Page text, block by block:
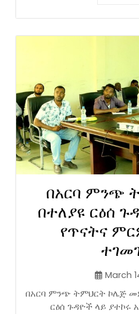
በአርባ ምንጭ
በተለያዩ ርዕሰ
የጥናትና
March
በአርባ ምንጭ ትምህርት ኮሌጅ
ርዕሰ ጉዳዮች ላይ ያተኮሩ